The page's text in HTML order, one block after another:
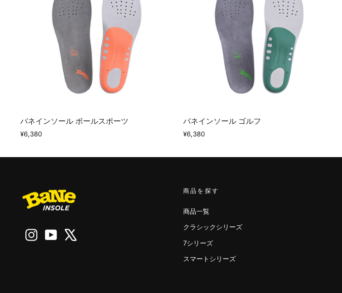
バネインソール ボールスポーツ
¥6,380
バネインソール ゴルフ
¥6,380
商品を探す
商品一覧
クラシックシリーズ
7シリーズ
スマートシリーズ
InstagramYouTube